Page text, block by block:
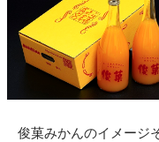
俊菓みかんのイメージ